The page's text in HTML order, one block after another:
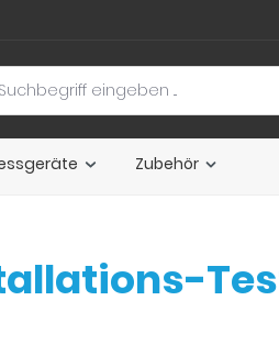
Zubehör